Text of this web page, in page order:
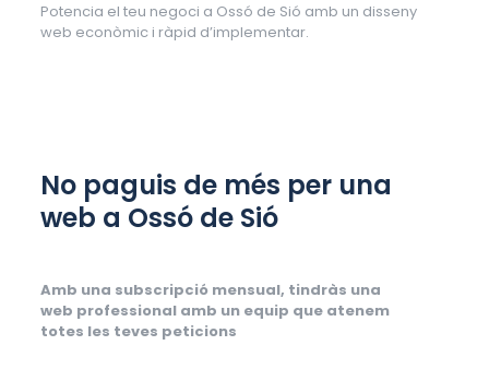
Potencia el teu negoci a Ossó de Sió amb un disseny
web econòmic i ràpid d’implementar.
No paguis de més per una
web a Ossó de Sió
Amb una subscripció mensual, tindràs una
web professional amb un equip que atenem
totes les teves peticions